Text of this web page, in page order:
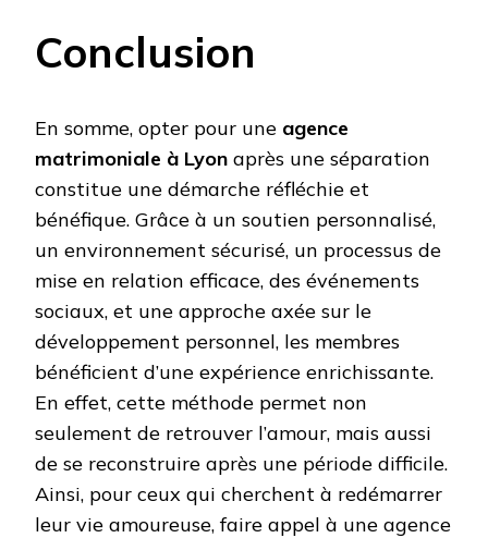
Conclusion
En somme, opter pour une agence
matrimoniale à Lyon après une séparation
constitue une démarche réfléchie et
bénéfique. Grâce à un soutien personnalisé,
un environnement sécurisé, un processus de
mise en relation efficace, des événements
sociaux, et une approche axée sur le
développement personnel, les membres
bénéficient d’une expérience enrichissante.
En effet, cette méthode permet non
seulement de retrouver l’amour, mais aussi
de se reconstruire après une période difficile.
Ainsi, pour ceux qui cherchent à redémarrer
leur vie amoureuse, faire appel à une agence